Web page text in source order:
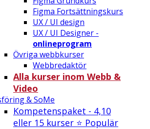
Figma Fortsättningskurs
UX / UI design
UX / UI Designer -
onlineprogram
Övriga webbkurser
Webbredaktör
Alla kurser inom Webb &
Video
& SoMe
Kompetenspaket - 4,10
eller 15 kurser ⭐ Populär